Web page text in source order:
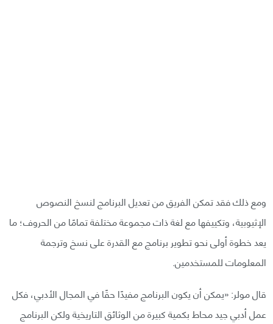
ومع ذلك فقد تمكن الفريق من تعديل البرنامج لنسخ النصوص
الإثيوبية، وتكييفها مع لغة ذات مجموعة مختلفة تمامًا من الحروف؛ ما
يعد خطوة أولى نحو تطوير برنامج مع القدرة على نسخ وترجمة
المعلومات للمستخدمين.
قال مولر: «يمكن أن يكون البرنامج مفيدًا حقًا في المجال الأدبي، فكل
عمل أدبي جيد محاط بكمية كبيرة من الوثائق التاريخية ولكن البرنامج